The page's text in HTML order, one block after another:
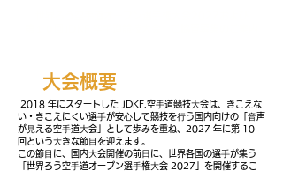
​大会概要
2018 年にスタートした JDKF.空⼿道競技⼤会は、きこえな
い・きこえにくい選⼿が安⼼して競技を⾏う国内向けの「⾳声
が⾒える空⼿道⼤会」として歩みを重ね、2027 年に第 10
回という⼤きな節⽬を迎えます。
この節⽬に、国内⼤会開催の前⽇に、世界各国の選⼿が集う
「世界ろう空⼿道オープン選⼿権⼤会 2027」を開催するこ